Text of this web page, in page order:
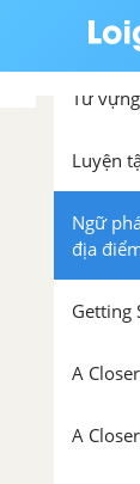
Unit
Từ vựng
Luyện
Ngữ
địa
Getting
A
A